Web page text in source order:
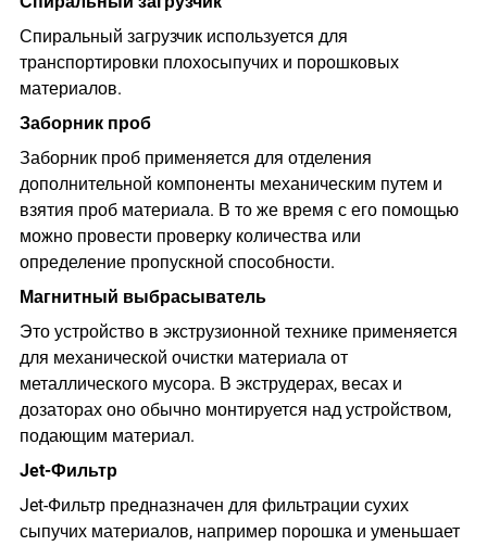
Спиральный загрузчик используется для
транспортировки плохосыпучих и порошковых
материалов.
Заборник проб
Заборник проб применяется для отделения
дополнительной компоненты механическим путем и
взятия проб материала. В то же время с его помощью
можно провести проверку количества или
определение пропускной способности.
Магнитный выбрасыватель
Это устройство в экструзионной технике применяется
для механической очистки материала от
металлического мусора. В экструдерах, весах и
дозаторах оно обычно монтируется над устройством,
подающим материал.
Jet-Фильтр
Jet-Фильтр предназначен для фильтрации сухих
сыпучих материалов, например порошка и уменьшает